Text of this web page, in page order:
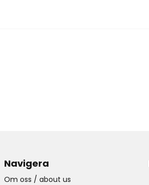
Navigera
Om oss / about us